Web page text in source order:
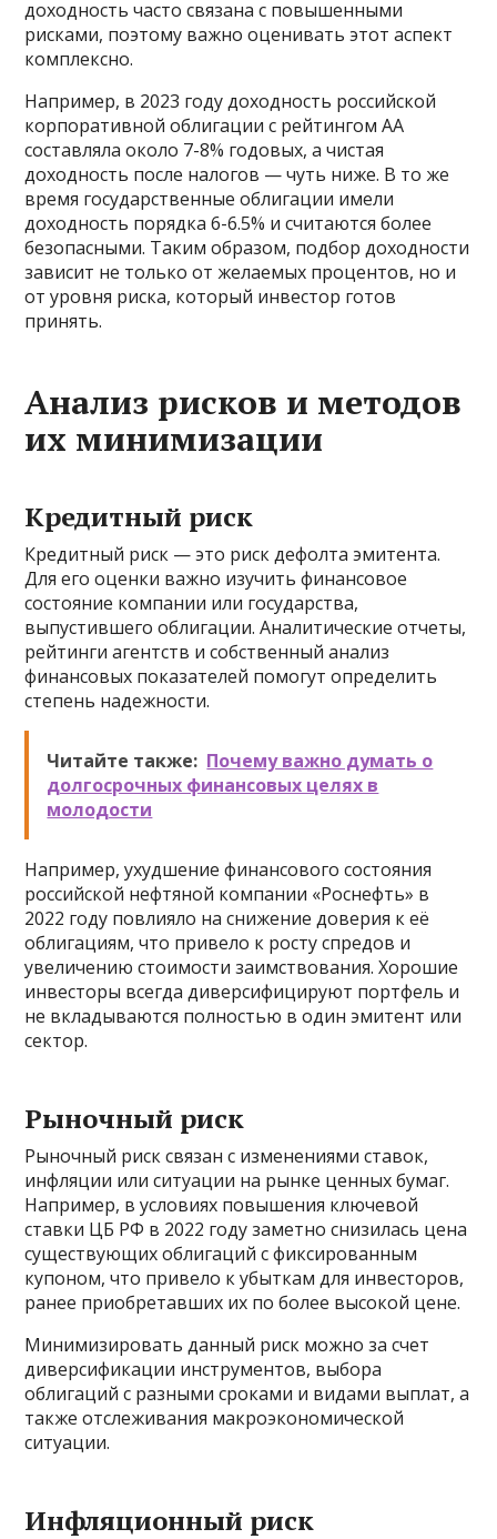
доходность часто связана с повышенными
рисками, поэтому важно оценивать этот аспект
комплексно.
Например, в 2023 году доходность российской
корпоративной облигации с рейтингом АА
составляла около 7-8% годовых, а чистая
доходность после налогов — чуть ниже. В то же
время государственные облигации имели
доходность порядка 6-6.5% и считаются более
безопасными. Таким образом, подбор доходности
зависит не только от желаемых процентов, но и
от уровня риска, который инвестор готов
принять.
Анализ рисков и методов
их минимизации
Кредитный риск
Кредитный риск — это риск дефолта эмитента.
Для его оценки важно изучить финансовое
состояние компании или государства,
выпустившего облигации. Аналитические отчеты,
рейтинги агентств и собственный анализ
финансовых показателей помогут определить
степень надежности.
Читайте также: Почему важно думать о
долгосрочных финансовых целях в
молодости
Например, ухудшение финансового состояния
российской нефтяной компании «Роснефть» в
2022 году повлияло на снижение доверия к её
облигациям, что привело к росту спредов и
увеличению стоимости заимствования. Хорошие
инвесторы всегда диверсифицируют портфель и
не вкладываются полностью в один эмитент или
сектор.
Рыночный риск
Рыночный риск связан с изменениями ставок,
инфляции или ситуации на рынке ценных бумаг.
Например, в условиях повышения ключевой
ставки ЦБ РФ в 2022 году заметно снизилась цена
существующих облигаций с фиксированным
купоном, что привело к убыткам для инвесторов,
ранее приобретавших их по более высокой цене.
Минимизировать данный риск можно за счет
диверсификации инструментов, выбора
облигаций с разными сроками и видами выплат, а
также отслеживания макроэкономической
ситуации.
Инфляционный риск